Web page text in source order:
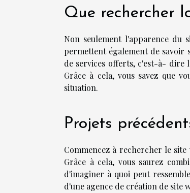
Que rechercher
Non seulement l'apparence du
permettent également de savoir
de services offerts, c'est-à- dire
Grâce à cela, vous savez que
situation.
Projets
Commencez à rechercher le
Grâce à cela, vous saurez
d'imaginer à quoi peut
d'une agence de création de site